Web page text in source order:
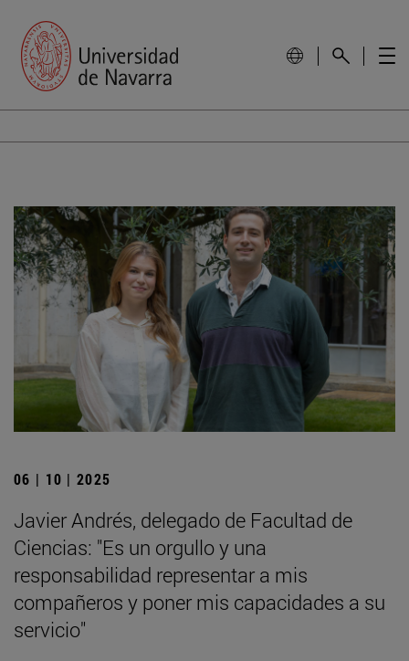
06 | 10 | 2025
Javier Andrés, delegado de Facultad de
Ciencias: "Es un orgullo y una
responsabilidad representar a mis
compañeros y poner mis capacidades a su
servicio"